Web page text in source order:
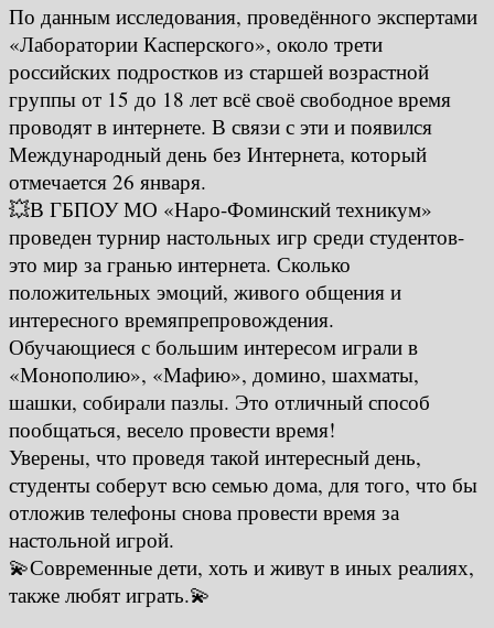
По данным исследования, проведённого экспертами
«Лаборатории Касперского», около трети
российских подростков из старшей возрастной
группы от 15 до 18 лет всё своё свободное время
проводят в интернете. В связи с эти и появился
Международный день без Интернета, который
отмечается 26 января.
💥В ГБПОУ МО «Наро-Фоминский техникум»
проведен турнир настольных игр среди студентов-
это мир за гранью интернета. Сколько
положительных эмоций, живого общения и
интересного времяпрепровождения.
Обучающиеся с большим интересом играли в
«Монополию», «Мафию», домино, шахматы,
шашки, собирали пазлы. Это отличный способ
пообщаться, весело провести время!
Уверены, что проведя такой интересный день,
студенты соберут всю семью дома, для того, что бы
отложив телефоны снова провести время за
настольной игрой.
💫Современные дети, хоть и живут в иных реалиях,
также любят играть.💫